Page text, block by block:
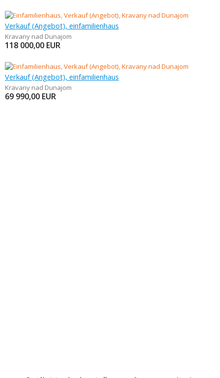
Verkauf (Angebot), einfamilienhaus
Kravany nad Dunajom
118 000,00 EUR
Verkauf (Angebot), einfamilienhaus
Kravany nad Dunajom
69 990,00 EUR